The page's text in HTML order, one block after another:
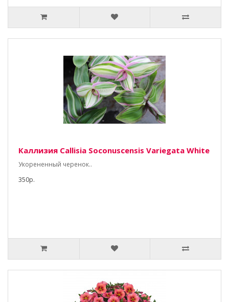
Каллизия Callisia Soconuscensis Variegata White
Укорененный черенок..
350р.